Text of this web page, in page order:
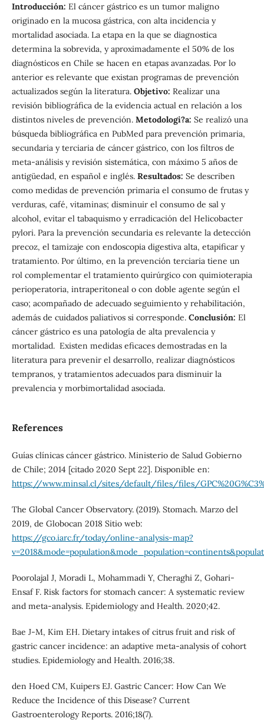
Introducción: El cáncer gástrico es un tumor maligno
originado en la mucosa gástrica, con alta incidencia y
mortalidad asociada. La etapa en la que se diagnostica
determina la sobrevida, y aproximadamente el 50% de los
diagnósticos en Chile se hacen en etapas avanzadas. Por lo
anterior es relevante que existan programas de prevención
actualizados según la literatura. Objetivo: Realizar una
revisión bibliográfica de la evidencia actual en relación a los
distintos niveles de prevención. Metodologi?a: Se realizó una
búsqueda bibliográfica en PubMed para prevención primaria,
secundaria y terciaria de cáncer gástrico, con los filtros de
meta-análisis y revisión sistemática, con máximo 5 años de
antigüedad, en español e inglés. Resultados: Se describen
como medidas de prevención primaria el consumo de frutas y
verduras, café, vitaminas; disminuir el consumo de sal y
alcohol, evitar el tabaquismo y erradicación del Helicobacter
pylori. Para la prevención secundaria es relevante la detección
precoz, el tamizaje con endoscopia digestiva alta, etapificar y
tratamiento. Por último, en la prevención terciaria tiene un
rol complementar el tratamiento quirúrgico con quimioterapia
perioperatoria, intraperitoneal o con doble agente según el
caso; acompañado de adecuado seguimiento y rehabilitación,
además de cuidados paliativos si corresponde. Conclusión: El
cáncer gástrico es una patología de alta prevalencia y
mortalidad. Existen medidas eficaces demostradas en la
literatura para prevenir el desarrollo, realizar diagnósticos
tempranos, y tratamientos adecuados para disminuir la
prevalencia y morbimortalidad asociada.
References
Guías clínicas cáncer gástrico. Ministerio de Salud Gobierno
de Chile; 2014 [citado 2020 Sept 22]. Disponible en:
https://www.minsal.cl/sites/default/files/files/
The Global Cancer Observatory. (2019). Stomach. Marzo del
2019, de Globocan 2018 Sitio web:
https://gco.iarc.fr/today/online-analysis-map?
Poorolajal J, Moradi L, Mohammadi Y, Cheraghi Z, Gohari-
Ensaf F. Risk factors for stomach cancer: A systematic review
and meta-analysis. Epidemiology and Health. 2020;42.
Bae J-M, Kim EH. Dietary intakes of citrus fruit and risk of
gastric cancer incidence: an adaptive meta-analysis of cohort
studies. Epidemiology and Health. 2016;38.
den Hoed CM, Kuipers EJ. Gastric Cancer: How Can We
Reduce the Incidence of this Disease? Current
Gastroenterology Reports. 2016;18(7).